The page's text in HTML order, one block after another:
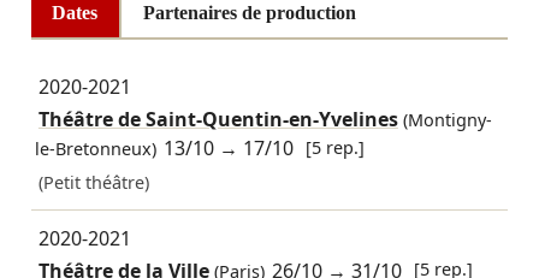
Dates Partenaires de production
2020-2021
Théâtre de Saint-Quentin-en-Yvelines(Montigny-
le-Bretonneux) 13/10 → 17/10 [5 rep.]
(Petit théâtre)
2020-2021
Théâtre de la Ville(Paris) 26/10 →31/10 [5 rep.]